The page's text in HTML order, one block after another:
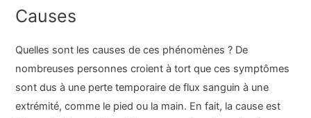
Causes
Quelles sont les causes de ces phénomènes ? De
nombreuses personnes croient à tort que ces symptômes
sont dus à une perte temporaire de flux sanguin à une
extrémité, comme le pied ou la main. En fait, la cause est